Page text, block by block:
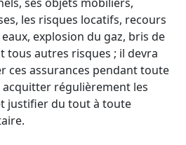
les risques locatifs, recours
explosion du gaz, bris de
tous autres risques ; il devra
ces assurances pendant toute
régulièrement les
justifier du tout à toute